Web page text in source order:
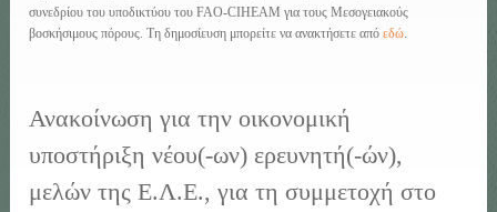
συνεδρίου του υποδικτύου του FAO-CIHEAM για τους Μεσογειακούς
βοσκήσιμους πόρους. Τη δημοσίευση μπορείτε να ανακτήσετε απόεδώ.
Ανακοίνωση για την οικονομική
υποστήριξη νέου(-ων) ερευνητή(-ών),
μελών της Ε.Λ.Ε., για τη συμμετοχή στο